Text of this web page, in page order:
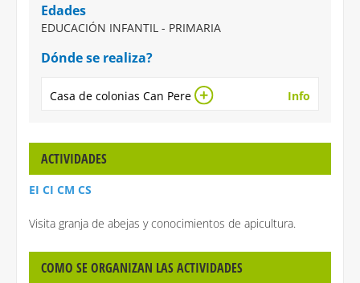
Edades
EDUCACIÓN INFANTIL - PRIMARIA
Dónde se realiza?
Casa de colonias Can Pere Info
ACTIVIDADES
EI CI CM CS
Visita granja de abejas y conocimientos de apicultura.
COMO SE ORGANIZAN LAS ACTIVIDADES